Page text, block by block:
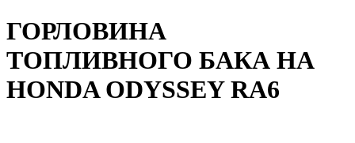
ГОРЛОВИНА
ТОПЛИВНОГО БАКА НА
HONDA ODYSSEY RA6